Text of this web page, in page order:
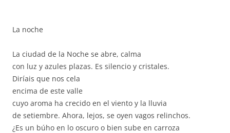
La noche
La ciudad de la Noche se abre, calma
con luz y azules plazas. Es silencio y cristales.
Diríais que nos cela
encima de este valle
cuyo aroma ha crecido en el viento y la lluvia
de setiembre. Ahora, lejos, se oyen vagos relinchos.
¿Es un búho en lo oscuro o bien sube en carroza